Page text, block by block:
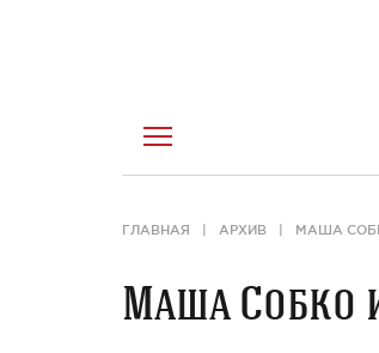
ГЛАВНАЯ АРХИВ МАША
Маша Собко